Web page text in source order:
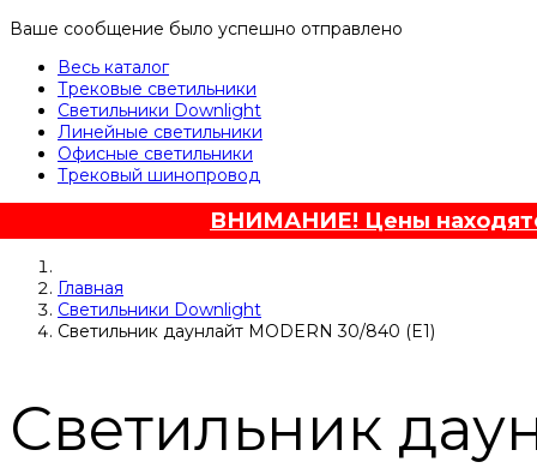
Ваше сообщение было успешно отправлено
Весь каталог
Трековые светильники
Светильники Downlight
Линейные светильники
Офисные светильники
Трековый шинопровод
ВНИМАНИЕ! Цены
Главная
Светильники Downlight
Светильник даунлайт MODERN 30/840 (E1)
Светильник